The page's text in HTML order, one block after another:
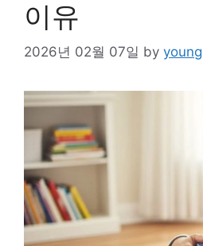
이유
2026년 02월 07일 by young